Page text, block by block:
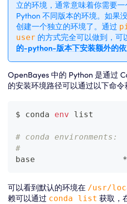
立的环境，通常意味着你需要
Python 不同版本的环境。如果
创建一个独立的环境了。通过
user 的方式完全可以做到，可
的-python-版本下安装额外的
OpenBayes 中的 Python 是通过
的安装环境路径可以通过以下命令
$ conda env list
# conda environments:
#
base                  *
可以看到默认的环境在 /usr/
赖可以通过 conda list 获取，